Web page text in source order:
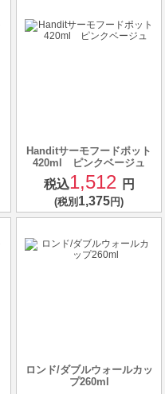
Handitサーモフードポット
420ml ピンクベージュ
税込1,512 円
(税別 1,375円)
ロンド/ダブルウォールカッ
プ260ml